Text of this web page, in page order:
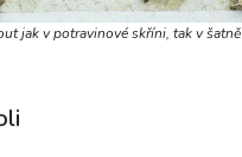
jak v potravinové skříni, tak v šatně